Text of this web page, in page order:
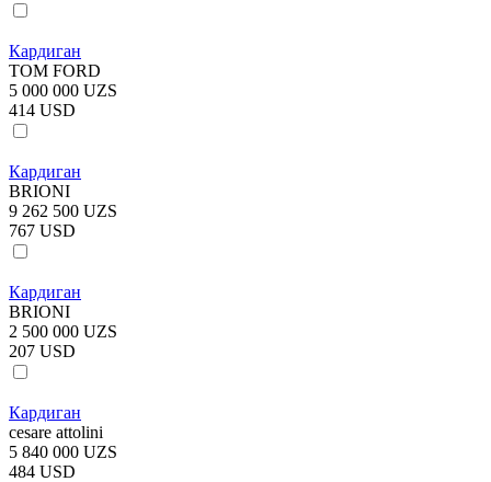
Кардиган
TOM FORD
5 000 000 UZS
414 USD
Кардиган
BRIONI
9 262 500 UZS
767 USD
Кардиган
BRIONI
2 500 000 UZS
207 USD
Кардиган
cesare attolini
5 840 000 UZS
484 USD